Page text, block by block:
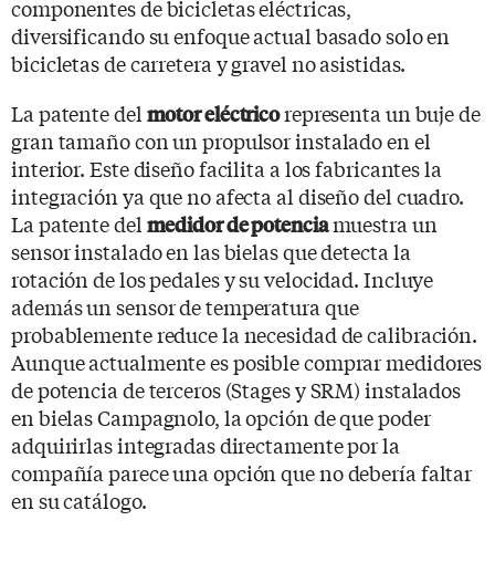
componentes de bicicletas eléctricas,
diversificando su enfoque actual basado solo en
bicicletas de carretera y gravel no asistidas.
La patente del motor eléctricorepresenta un buje de
gran tamaño con un propulsor instalado en el
interior. Este diseño facilita a los fabricantes la
integración ya que no afecta al diseño del cuadro.
La patente del medidor de potenciamuestra un
sensor instalado en las bielas que detecta la
rotación de los pedales y su velocidad. Incluye
además un sensor de temperatura que
probablemente reduce la necesidad de calibración.
Aunque actualmente es posible comprar medidores
de potencia de terceros (Stages y SRM) instalados
en bielas Campagnolo, la opción de que poder
adquirirlas integradas directamente por la
compañía parece una opción que no debería faltar
en su catálogo.